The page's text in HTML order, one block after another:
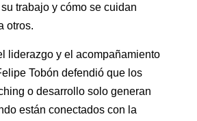
trabajo y cómo se cuidan
otros.
liderazgo y el acompañamiento
Tobón defendió que los
o desarrollo solo generan
están conectados con la